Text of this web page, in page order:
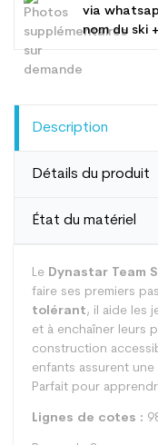
via
nom du ski
Description
Détails du produit
État du matériel
Le Dynastar Team
faire ses premiers
tolérant, il aide les
et à enchaîner leurs
construction
enfants assurent une
Parfait pour
Lignes de cotes :